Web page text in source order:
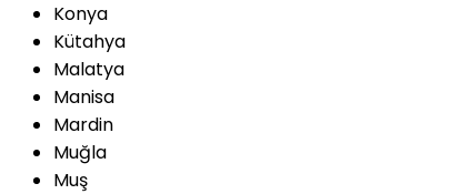
Konya
Kütahya
Malatya
Manisa
Mardin
Muğla
Muş